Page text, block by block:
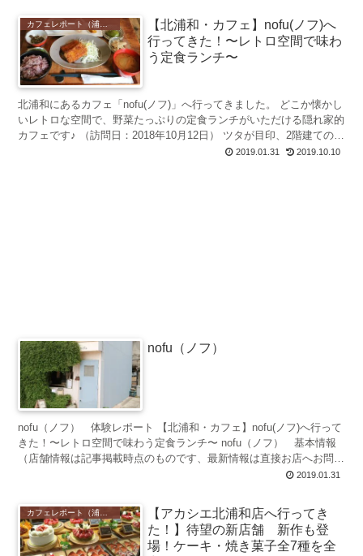
【北浦和・カフェ】nofu(ノフ)へ
行ってきた！〜レトロ空間で味わ
う定食ランチ〜
北浦和にあるカフェ「nofu(ノフ)」へ行ってきました。 どこか懐かし
いレトロな空間で、野菜たっぷりの定食ランチがいただける隠れ家的
カフェです♪ （訪問日：2018年10月12日） ツタが目印、2階建ての古
2019.01.31 2019.10.10
nofu（ノフ）
nofu（ノフ） 体験レポート 【北浦和・カフェ】nofu(ノフ)へ行って
きた！〜レトロ空間で味わう定食ランチ〜 nofu（ノフ） 基本情報
（店舗情報は記事掲載時点のものです、最新情報は直接お店へお問い
2019.01.31
カフェレポート（浦和）
【アカシエ北浦和店へ行ってき
た！】待望の新店舗 新作も登
場！ケーキ・焼き菓子全7種を全